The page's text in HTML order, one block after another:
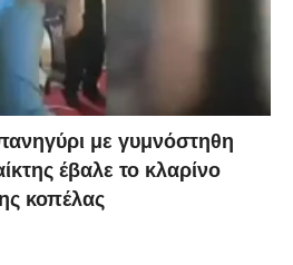
με γυμνόστηθη
έβαλε το κλαρίνο
κοπέλας